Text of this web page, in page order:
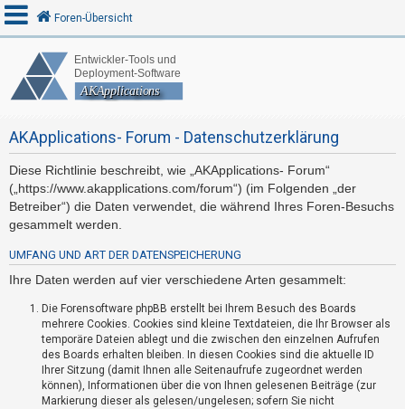
A
m
e
d
e
n
Foren-Übersicht
AKApplications- Forum - Datenschutzerklärung
Diese Richtlinie beschreibt, wie „AKApplications- Forum“
(„https://www.akapplications.com/forum“) (im Folgenden „der
Betreiber“) die Daten verwendet, die während Ihres Foren-Besuchs
gesammelt werden.
UMFANG UND ART DER DATENSPEICHERUNG
Ihre Daten werden auf vier verschiedene Arten gesammelt:
Die Forensoftware phpBB erstellt bei Ihrem Besuch des Boards
mehrere Cookies. Cookies sind kleine Textdateien, die Ihr Browser als
temporäre Dateien ablegt und die zwischen den einzelnen Aufrufen
des Boards erhalten bleiben. In diesen Cookies sind die aktuelle ID
Ihrer Sitzung (damit Ihnen alle Seitenaufrufe zugeordnet werden
können), Informationen über die von Ihnen gelesenen Beiträge (zur
Markierung dieser als gelesen/ungelesen; sofern Sie nicht